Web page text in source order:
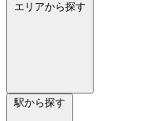
エリアから探す
駅から探す